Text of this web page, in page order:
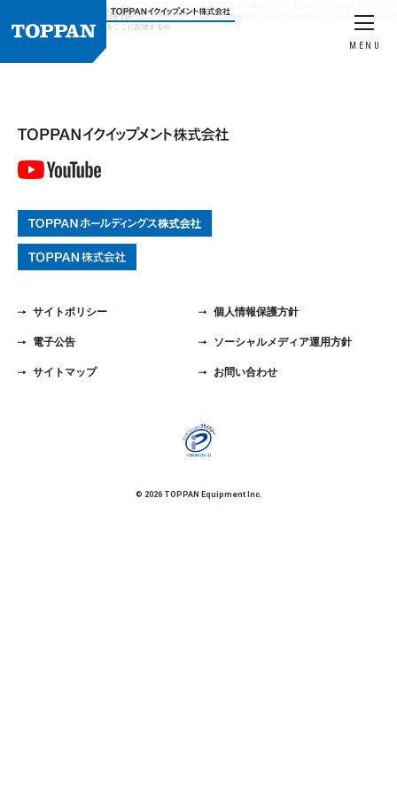
MENU
製品情報 入退室管理
##記事の有無にかかわらず表示する内容をここに記述する## ##記事が存在する場合にループ直前に表示する内容をここに記
述する## ##ここにループの内容を記述する## ##記事が存在する場合にループ直後に表示する内容をここに記述する## ##記事
の有無にかかわらず表示する内容をここに記述する##
サイトポリシー 個人情報保護方針
電子公告 ソーシャルメディア運用方針
サイトマップ お問い合わせ
© 2026TOPPAN Equipment Inc.